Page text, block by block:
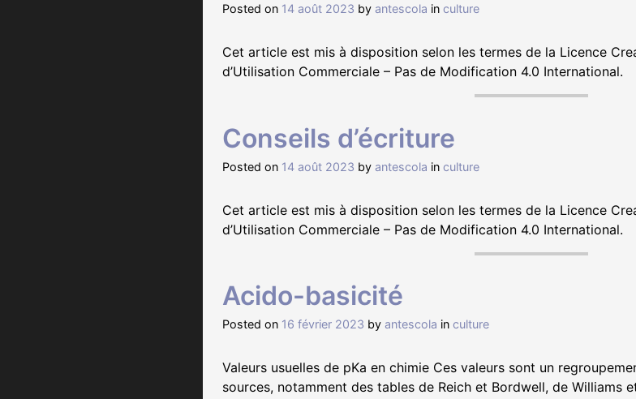
Posted on 14 août 2023 by antescola inculture
Cet article est mis à disposition selon les termes de la Licence
d’Utilisation Commerciale – Pas de Modification 4.0 International.
Conseils d’écriture
Posted on 14 août 2023 by antescola inculture
Cet article est mis à disposition selon les termes de la Licence
d’Utilisation Commerciale – Pas de Modification 4.0 International.
Acido-basicité
Posted on 16 février 2023 by antescola inculture
Valeurs usuelles de pKa en chimie Ces valeurs sont un
sources, notamment des tables de Reich et Bordwell, de Williams